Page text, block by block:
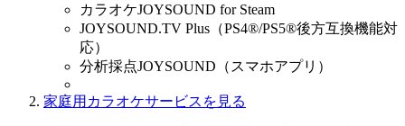
カラオケJOYSOUND for Steam
JOYSOUND.TV Plus（PS4®/PS5®後方互換機能対
応）
分析採点JOYSOUND（スマホアプリ）
家庭用カラオケサービスを見る